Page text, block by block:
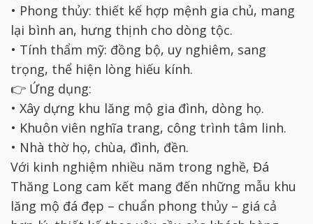
• Phong thủy: thiết kế hợp mệnh gia chủ, mang
lại bình an, hưng thịnh cho dòng tộc.
• Tính thẩm mỹ: đồng bộ, uy nghiêm, sang
trọng, thể hiện lòng hiếu kính.
👉 Ứng dụng:
• Xây dựng khu lăng mộ gia đình, dòng họ.
• Khuôn viên nghĩa trang, công trình tâm linh.
• Nhà thờ họ, chùa, đình, đền.
Với kinh nghiệm nhiều năm trong nghề, Đá
Thăng Long cam kết mang đến những mẫu khu
lăng mộ đá đẹp – chuẩn phong thủy – giá cả